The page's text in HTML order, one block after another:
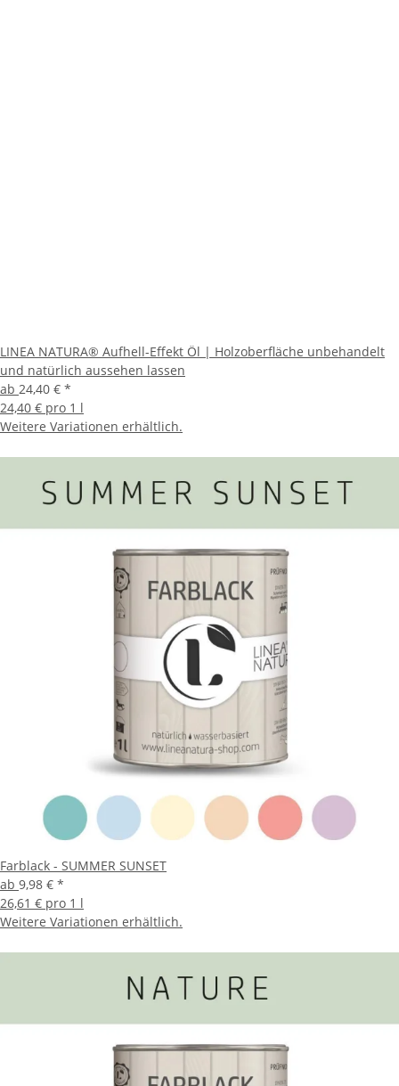
LINEA NATURA® Aufhell-Effekt Öl | Holzoberfläche unbehandelt
und natürlich aussehen lassen
ab 24,40 € *
24,40 € pro 1 l
Weitere Variationen erhältlich.
Farblack - SUMMER SUNSET
ab 9,98 € *
26,61 € pro 1 l
Weitere Variationen erhältlich.